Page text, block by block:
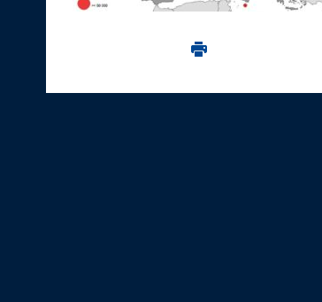
Imprima aceasta pagina